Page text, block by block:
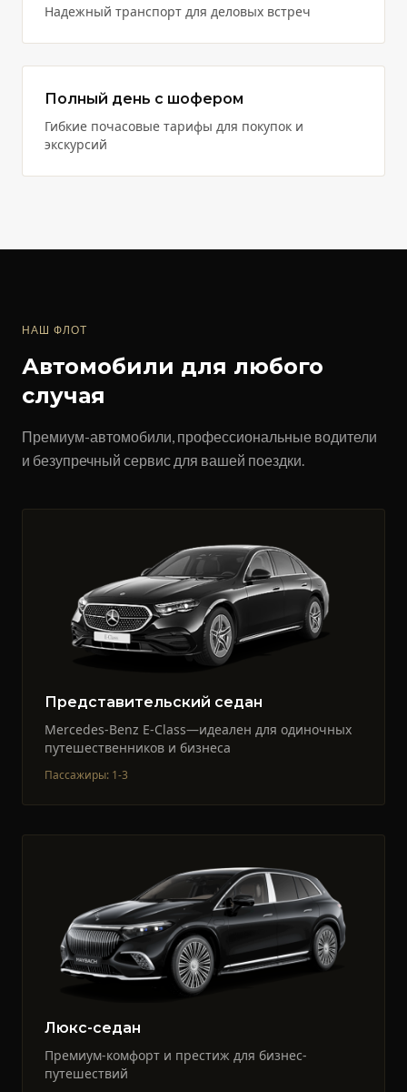
Надежный транспорт для деловых встреч
Полный день с шофером
Гибкие почасовые тарифы для покупок и
экскурсий
НАШ ФЛОТ
Автомобили для любого
случая
Премиум-автомобили, профессиональные водители
и безупречный сервис для вашей поездки.
Представительский седан
Mercedes-Benz E-Class—идеален для одиночных
путешественников и бизнеса
Пассажиры: 1-3
Люкс-седан
Премиум-комфорт и престиж для бизнес-
путешествий